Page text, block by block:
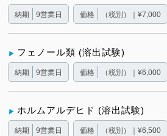
納期 9営業日 価格 （税別）｜¥7,000
フェノール類 (溶出試験)
納期 9営業日 価格 （税別）｜¥6,000
ホルムアルデヒド (溶出試験)
納期 9営業日 価格 （税別）｜¥6,500